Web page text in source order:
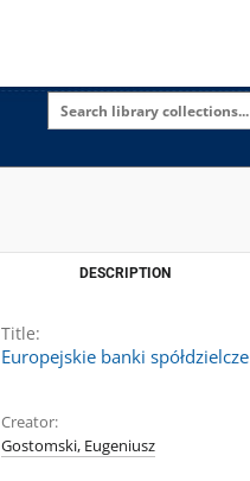
DESCRIPTION
Title:
Europejskie banki
Creator:
Gostomski, Eugeniusz